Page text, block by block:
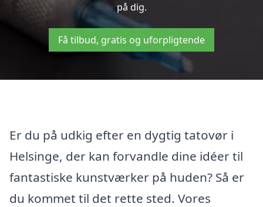
på dig.
Få tilbud, gratis og uforpligtende
Er du på udkig efter en dygtig tatovør i
Helsinge, der kan forvandle dine idéer til
fantastiske kunstværker på huden? Så er
du kommet til det rette sted. Vores